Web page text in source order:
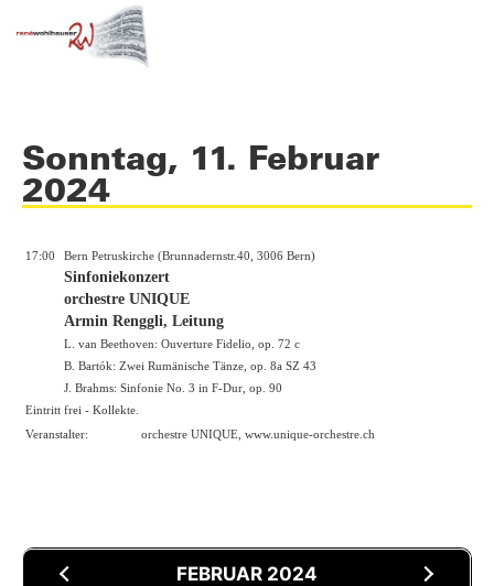
Sonntag, 11. Februar
2024
17:00 Bern Petruskirche (Brunnadernstr.40, 3006 Bern)
Sinfoniekonzert
orchestre UNIQUE
Armin Renggli, Leitung
L. van Beethoven: Ouverture Fidelio, op. 72 c
B. Bartók: Zwei Rumänische Tänze, op. 8a SZ 43
J. Brahms: Sinfonie No. 3 in F-Dur, op. 90
Eintritt frei - Kollekte.
Veranstalter:
orchestre UNIQUE, www.unique-orchestre.ch
FEBRUAR 2024